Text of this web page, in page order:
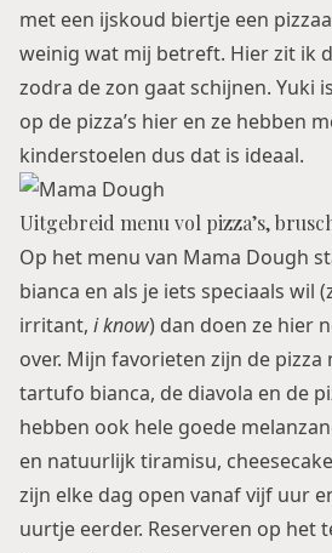
met een ijskoud biertje een
weinig wat mij betreft. Hier zit ik
zodra de zon gaat schijnen. Yuki
op de pizza’s hier en ze hebben
kinderstoelen dus dat is ideaal.
Uitgebreid menu vol pizza’s,
Op het menu van Mama Dough
bianca en als je iets speciaals wil
irritant, i know) dan doen ze hier
over. Mijn favorieten zijn de pizza
tartufo bianca, de diavola en de
hebben ook hele goede
en natuurlijk tiramisu,
zijn elke dag open vanaf vijf uur
uurtje eerder. Reserveren op het